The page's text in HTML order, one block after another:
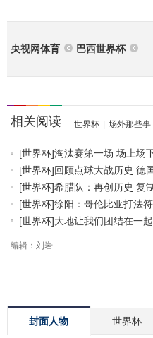
央视网体育 巴西世界杯
相关阅读 世界杯 场外那些事
[世界杯]淘汰赛第一场 场上场
[世界杯]回顾点球大战历史 德
[世界杯]希腊队：再创历史 复
[世界杯]徐阳：哥伦比亚打法符
[世界杯]大地让我们团结在一起
编辑：刘岩
封面人物 世界杯